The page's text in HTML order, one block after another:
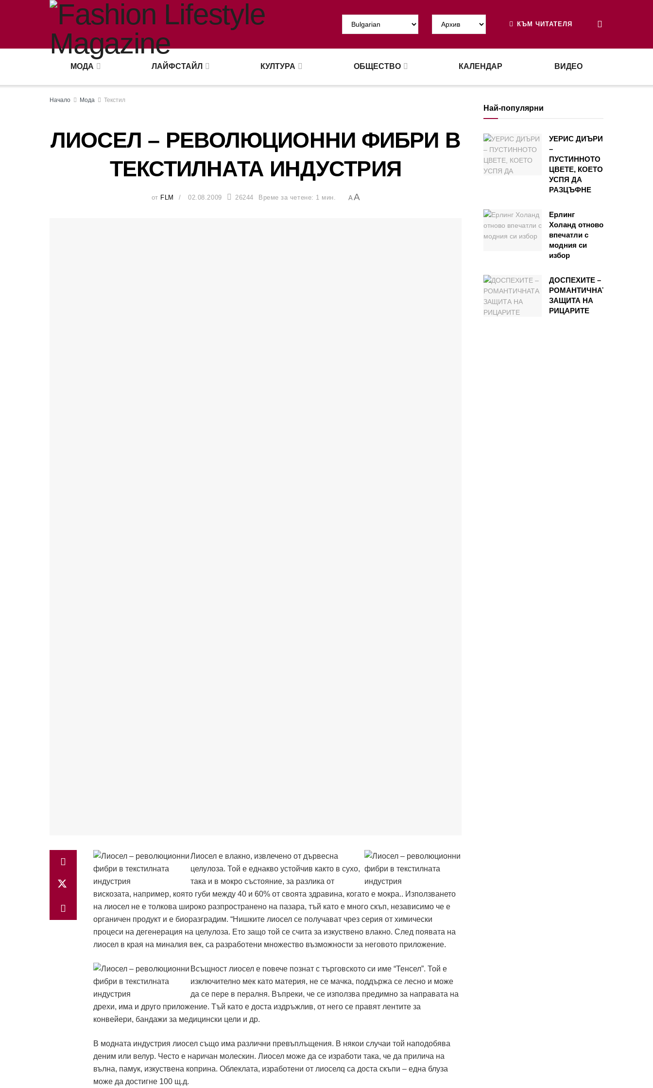
КЪМ ЧИТАТЕЛЯ
МОДА ЛАЙФСТАЙЛ КУЛТУРА ОБЩЕСТВО КАЛЕНДАР ВИДЕО
Начало Мода Текстил
ЛИОСЕЛ – РЕВОЛЮЦИОННИ ФИБРИ В
ТЕКСТИЛНАТА ИНДУСТРИЯ
от FLM 02.08.2009 26244 Време за четене: 1 мин. AA
Лиосел е влакно, извлечено от дървесна
целулоза. Той е еднакво устойчив както в сухо,
така и в мокро състояние, за разлика от
вискозата, например, която губи между 40 и 60% от своята здравина, когато е мокра.. Използването
на лиосел не е толкова широко разпространено на пазара, тъй като е много скъп, независимо че е
органичен продукт и е биоразградим. “Нишките лиосел се получават чрез серия от химически
процеси на дегенерация на целулоза. Ето защо той се счита за изкуствено влакно. След появата на
лиосел в края на миналия век, са разработени множество възможности за неговото приложение.
Всъщност лиосел е повече познат с търговското си име “Тенсел”. Той е
изключително мек като материя, не се мачка, поддържа се лесно и може
да се пере в пералня. Въпреки, че се използва предимно за направата на
дрехи, има и друго приложение. Тъй като е доста издръжлив, от него се правят лентите за
конвейери, бандажи за медицински цели и др.
В модната индустрия лиосел също има различни превъплъщения. В някои случаи той наподобява
деним или велур. Често е наричан молескин. Лиосел може да се изработи така, че да прилича на
вълна, памук, изкуствена коприна. Облеклата, изработени от лиоселq са доста скъпи – една блуза
може да достигне 100 щ.д.
Най-популярни
УЕРИС ДИЪРИ
–
ПУСТИННОТО
ЦВЕТЕ, КОЕТО
УСПЯ ДА
РАЗЦЪФНЕ
Ерлинг
Холанд отново
впечатли с
модния си
избор
ДОСПЕХИТЕ –
РОМАНТИЧНАТА
ЗАЩИТА НА
РИЦАРИТЕ